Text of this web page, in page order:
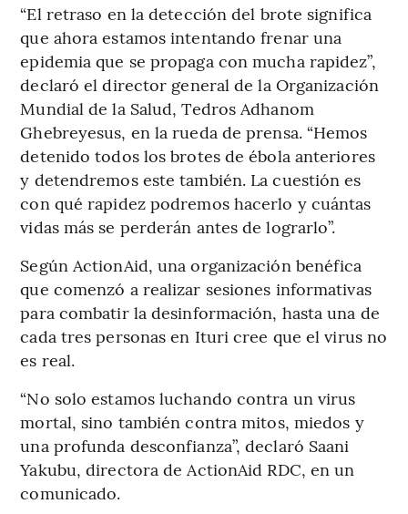
“El retraso en la detección del brote significa
que ahora estamos intentando frenar una
epidemia que se propaga con mucha rapidez”,
declaró el director general de la Organización
Mundial de la Salud, Tedros Adhanom
Ghebreyesus, en la rueda de prensa. “Hemos
detenido todos los brotes de ébola anteriores
y detendremos este también. La cuestión es
con qué rapidez podremos hacerlo y cuántas
vidas más se perderán antes de lograrlo”.
Según ActionAid, una organización benéfica
que comenzó a realizar sesiones informativas
para combatir la desinformación, hasta una de
cada tres personas en Ituri cree que el virus no
es real.
“No solo estamos luchando contra un virus
mortal, sino también contra mitos, miedos y
una profunda desconfianza”, declaró Saani
Yakubu, directora de ActionAid RDC, en un
comunicado.